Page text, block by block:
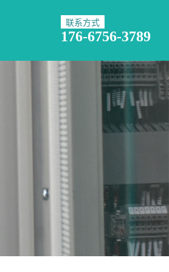
联系方式
176-6756-3789